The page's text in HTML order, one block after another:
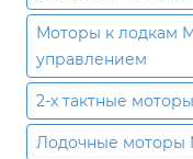
Моторы к лодкам
управлением
2-х тактные
Лодочные моторы